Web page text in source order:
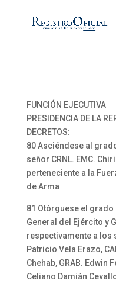
FUNCIÓN EJECUTIVA
PRESIDENCIA DE LA
DECRETOS:
80 Asciéndese al
señor CRNL. EMC.
perteneciente a la
de Arma
81 Otórguese el
General del Ejército y
respectivamente a los
Patricio Vela Erazo,
Chehab, GRAB. Edwin
Celiano Damián